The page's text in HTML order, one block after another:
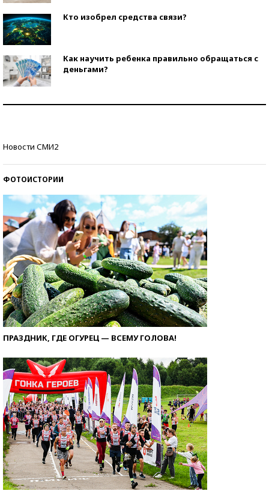
Кто изобрел средства связи?
Как научить ребенка правильно обращаться с
деньгами?
Новости СМИ2
ФОТОИСТОРИИ
ПРАЗДНИК, ГДЕ ОГУРЕЦ — ВСЕМУ ГОЛОВА!